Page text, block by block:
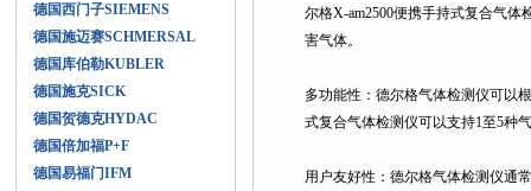
德国西门子SIEMENS
德国施迈赛SCHMERSAL
德国库伯勒KUBLER
德国施克SICK
德国贺德克HYDAC
德国倍加福P+F
德国易福门IFM
尔格X-am2500便携手持式复合气体
害气体。
多功能性：德尔格气体检测仪可以
式复合气体检测仪可以支持1至5种气
用户友好性：德尔格气体检测仪通